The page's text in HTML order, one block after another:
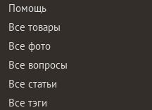
Помощь
Все товары
Все фото
Все вопросы
Все статьи
Все тэги